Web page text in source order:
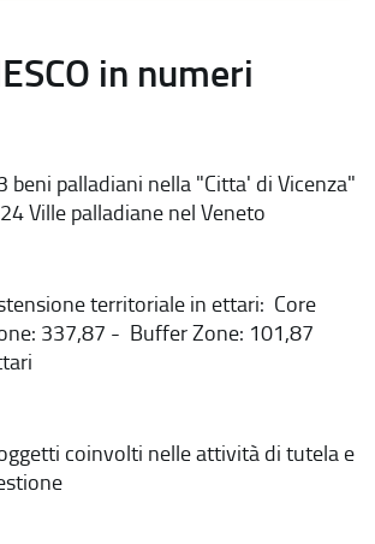
in numeri
beni palladiani nella "Citta' di Vicenza"
Ville palladiane nel Veneto
territoriale in ettari: Core
337,87 - Buffer Zone: 101,87
coinvolti nelle attività di tutela e